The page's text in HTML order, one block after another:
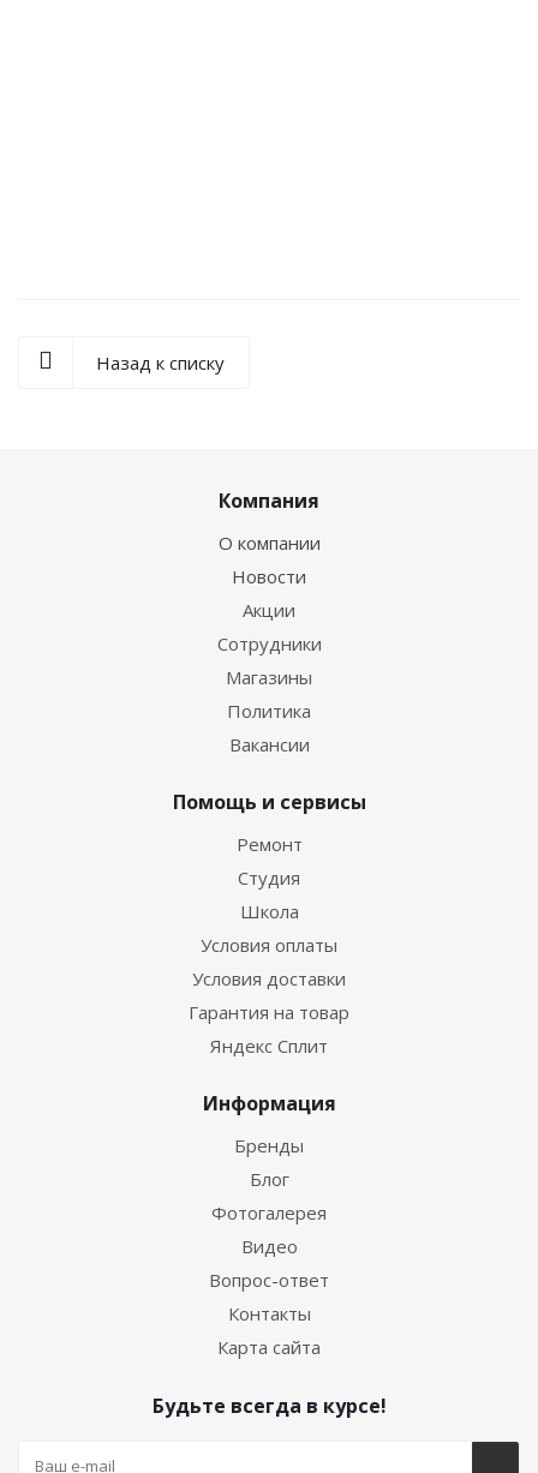
Назад к списку
Компания
О компании
Новости
Акции
Сотрудники
Магазины
Политика
Вакансии
Помощь и сервисы
Ремонт
Студия
Школа
Условия оплаты
Условия доставки
Гарантия на товар
Яндекс Сплит
Информация
Бренды
Блог
Фотогалерея
Видео
Вопрос-ответ
Контакты
Карта сайта
Будьте всегда в курсе!